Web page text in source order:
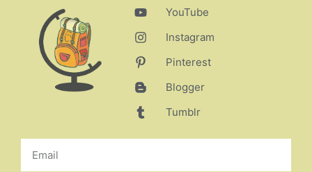
YouTube
Instagram
Pinterest
Blogger
Tumblr